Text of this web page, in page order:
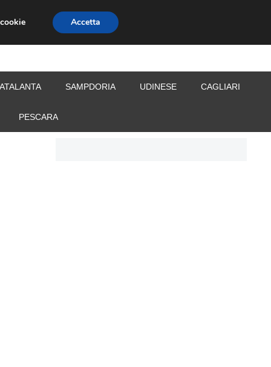
CALCIOMERCATO
SAMPDORIA UDINESE CAGLIARI
PESCARA
Accetta